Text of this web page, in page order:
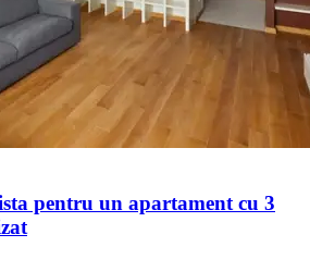
pentru un apartament cu 3